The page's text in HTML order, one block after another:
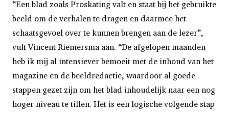
“Een blad zoals Proskating valt en staat bij het gebruikte
beeld om de verhalen te dragen en daarmee het
schaatsgevoel over te kunnen brengen aan de lezer”,
vult Vincent Riemersma aan. “De afgelopen maanden
heb ik mij al intensiever bemoeit met de inhoud van het
magazine en de beeldredactie, waardoor al goede
stappen gezet zijn om het blad inhoudelijk naar een nog
hoger niveau te tillen. Het is een logische volgende stap